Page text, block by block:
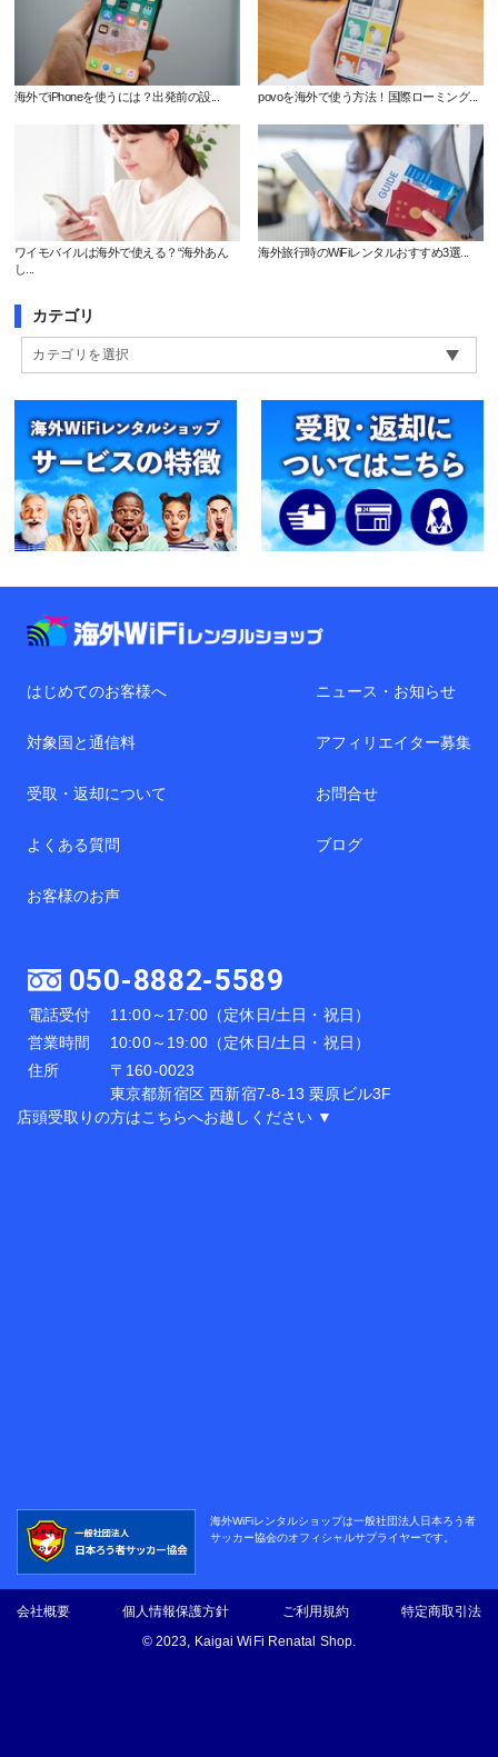
海外でiPhoneを使うには？出発前の設... povoを海外で使う方法！国際ローミング...
ワイモバイルは海外で使える？“海外あん
し...
海外旅行時のWiFiレンタルおすすめ3選...
カテゴリ
はじめてのお客様へ
対象国と通信料
受取・返却について
よくある質問
お客様のお声
ニュース・お知らせ
アフィリエイター募集
お問合せ
ブログ
050-8882-5589
電話受付
11:00～17:00（定休日/土日・祝日）
営業時間
10:00～19:00（定休日/土日・祝日）
住所
〒160-0023
東京都新宿区 西新宿7-8-13 栗原ビル3F
店頭受取りの方はこちらへお越しください ▼
海外WiFiレンタルショップは一般社団法人日本ろう者
サッカー協会のオフィシャルサプライヤーです。
会社概要 個人情報保護方針 ご利用規約
特定商取引法
© 2023, Kaigai WiFi Renatal Shop.